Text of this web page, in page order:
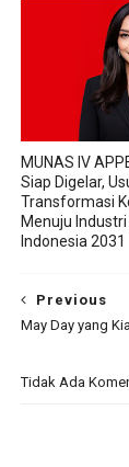
MUNAS IV
Siap Digelar,
Transformasi
Menuju
Indonesia 2031
Previous
May Day yang
Tidak Ada